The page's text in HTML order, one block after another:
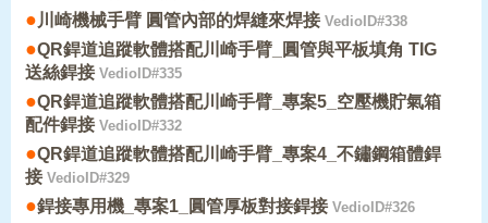
● 川崎機械手臂 圓管內部的焊縫來焊接VedioID#338
●QR銲道追蹤軟體搭配川崎手臂_圓管與平板填角 TIG
送絲銲接VedioID#335
●QR銲道追蹤軟體搭配川崎手臂_專案5_空壓機貯氣箱
配件銲接VedioID#332
●QR銲道追蹤軟體搭配川崎手臂_專案4_不鏽鋼箱體銲
接VedioID#329
●銲接專用機_專案1_圓管厚板對接銲接VedioID#326